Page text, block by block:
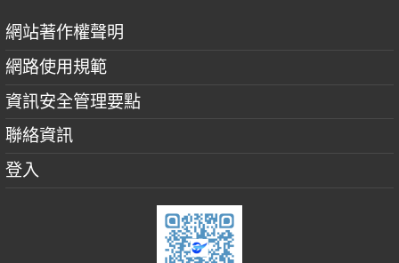
網站著作權聲明
網路使用規範
資訊安全管理要點
聯絡資訊
登入